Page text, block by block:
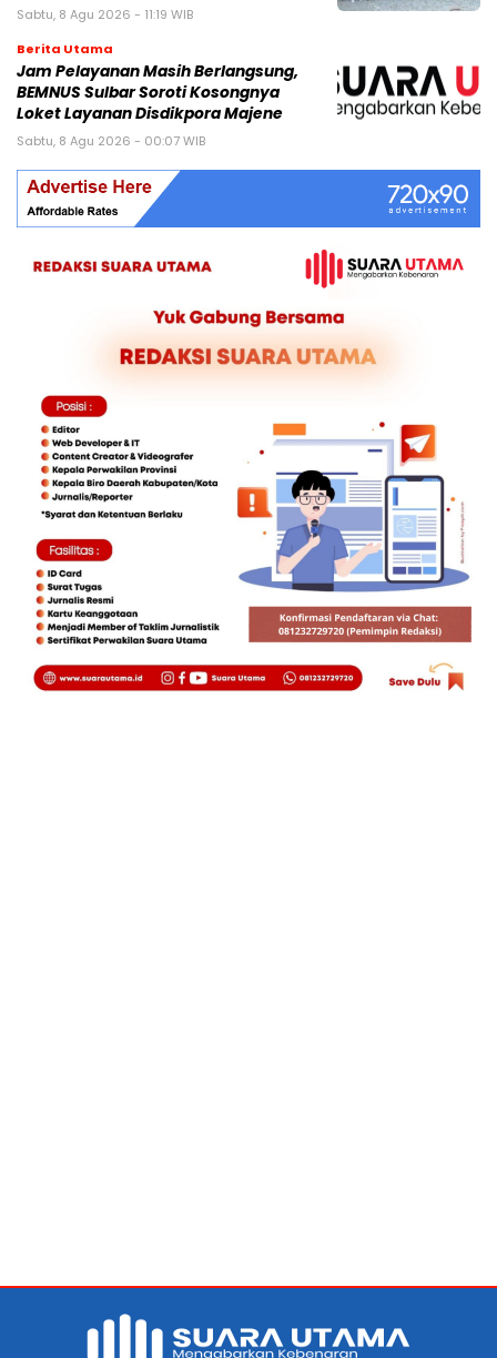
Sabtu, 8 Agu 2026 - 11:19 WIB
Berita Utama
Jam Pelayanan Masih Berlangsung,
BEMNUS Sulbar Soroti Kosongnya
Loket Layanan Disdikpora Majene
Sabtu, 8 Agu 2026 - 00:07 WIB